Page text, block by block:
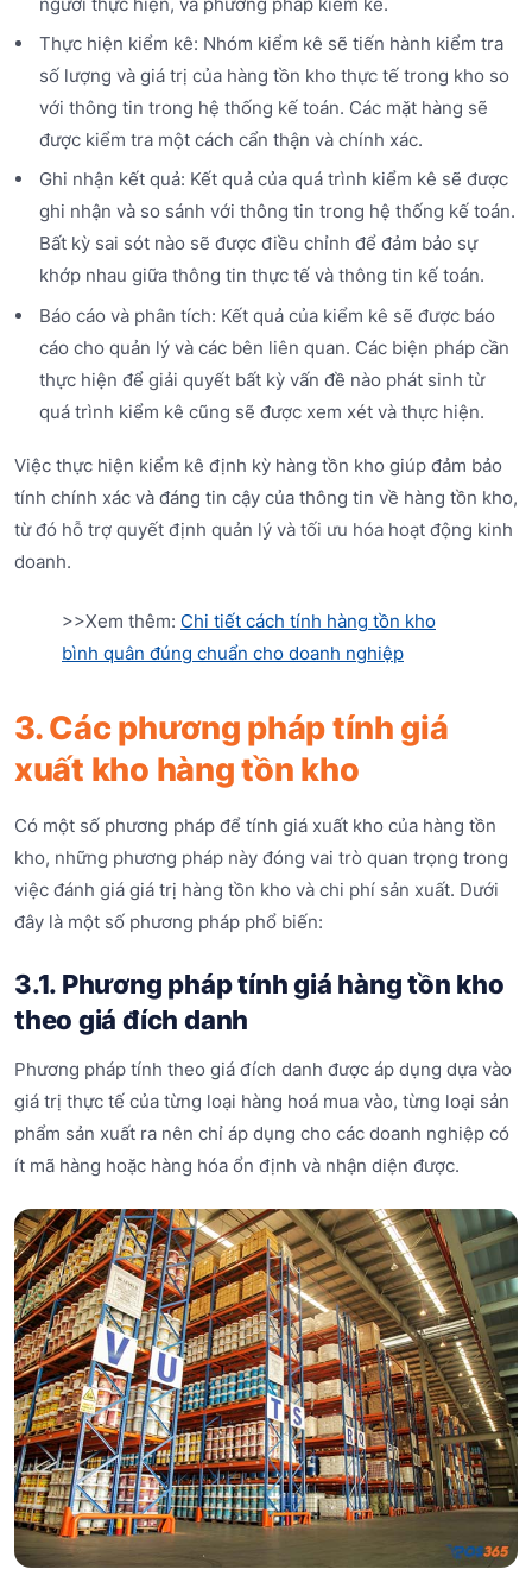
Thực hiện kiểm kê: Nhóm kiểm kê sẽ tiến hành kiểm tra
số lượng và giá trị của hàng tồn kho thực tế trong kho so
với thông tin trong hệ thống kế toán. Các mặt hàng sẽ
được kiểm tra một cách cẩn thận và chính xác.
Ghi nhận kết quả: Kết quả của quá trình kiểm kê sẽ được
ghi nhận và so sánh với thông tin trong hệ thống kế toán.
Bất kỳ sai sót nào sẽ được điều chỉnh để đảm bảo sự
khớp nhau giữa thông tin thực tế và thông tin kế toán.
Báo cáo và phân tích: Kết quả của kiểm kê sẽ được báo
cáo cho quản lý và các bên liên quan. Các biện pháp cần
thực hiện để giải quyết bất kỳ vấn đề nào phát sinh từ
quá trình kiểm kê cũng sẽ được xem xét và thực hiện.
Việc thực hiện kiểm kê định kỳ hàng tồn kho giúp đảm bảo
tính chính xác và đáng tin cậy của thông tin về hàng tồn kho,
từ đó hỗ trợ quyết định quản lý và tối ưu hóa hoạt động kinh
doanh.
>>Xem thêm: Chi tiết cách tính hàng tồn kho
bình quân đúng chuẩn cho doanh nghiệp
3. Các phương pháp tính giá
xuất kho hàng tồn kho
Có một số phương pháp để tính giá xuất kho của hàng tồn
kho, những phương pháp này đóng vai trò quan trọng trong
việc đánh giá giá trị hàng tồn kho và chi phí sản xuất. Dưới
đây là một số phương pháp phổ biến:
3.1. Phương pháp tính giá hàng tồn kho
theo giá đích danh
Phương pháp tính theo giá đích danh được áp dụng dựa vào
giá trị thực tế của từng loại hàng hoá mua vào, từng loại sản
phẩm sản xuất ra nên chỉ áp dụng cho các doanh nghiệp có
ít mã hàng hoặc hàng hóa ổn định và nhận diện được.